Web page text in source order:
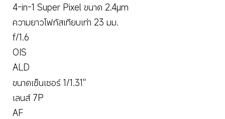
4-in-1 Super Pixel ขนาด 2.4μm
ความยาวโฟกัสเทียบเท่า 23 มม.
f/1.6
OIS
ALD
ขนาดเซ็นเซอร์ 1/1.31''
เลนส์ 7P
AF